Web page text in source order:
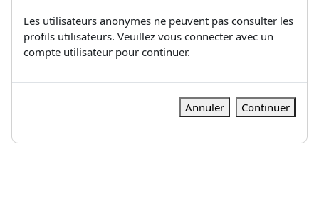
Les utilisateurs anonymes ne peuvent pas consulter les
profils utilisateurs. Veuillez vous connecter avec un
compte utilisateur pour continuer.
Annuler Continuer